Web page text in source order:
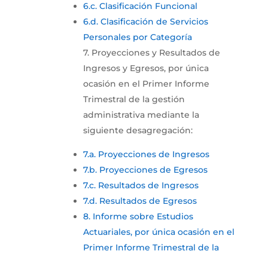
6.c. Clasificación Funcional
6.d. Clasificación de Servicios
Personales por Categoría
7. Proyecciones y Resultados de
Ingresos y Egresos, por única
ocasión en el Primer Informe
Trimestral de la gestión
administrativa mediante la
siguiente desagregación:
7.a. Proyecciones de Ingresos
7.b. Proyecciones de Egresos
7.c. Resultados de Ingresos
7.d. Resultados de Egresos
8. Informe sobre Estudios
Actuariales, por única ocasión en el
Primer Informe Trimestral de la